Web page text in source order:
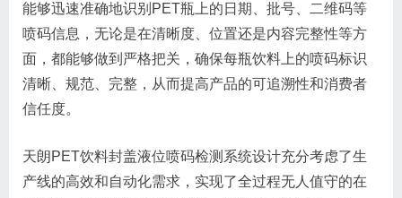
能够迅速准确地识别PET瓶上的日期、批号、二维码等
喷码信息，无论是在清晰度、位置还是内容完整性等方
面，都能够做到严格把关，确保每瓶饮料上的喷码标识
清晰、规范、完整，从而提高产品的可追溯性和消费者
信任度。
天朗PET饮料封盖液位喷码检测系统设计充分考虑了生
产线的高效和自动化需求，实现了全过程无人值守的在